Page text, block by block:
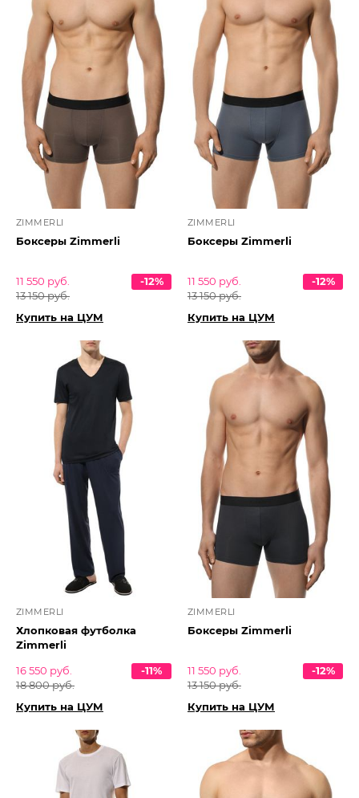
ZIMMERLI
Боксеры Zimmerli
11 550 руб.
13 150 руб.
-12%
Купить на ЦУМ
ZIMMERLI
Боксеры Zimmerli
11 550 руб.
13 150 руб.
-12%
Купить на ЦУМ
ZIMMERLI
Хлопковая футболка
Zimmerli
16 550 руб.
18 800 руб.
-11%
Купить на ЦУМ
ZIMMERLI
Боксеры Zimmerli
11 550 руб.
13 150 руб.
-12%
Купить на ЦУМ